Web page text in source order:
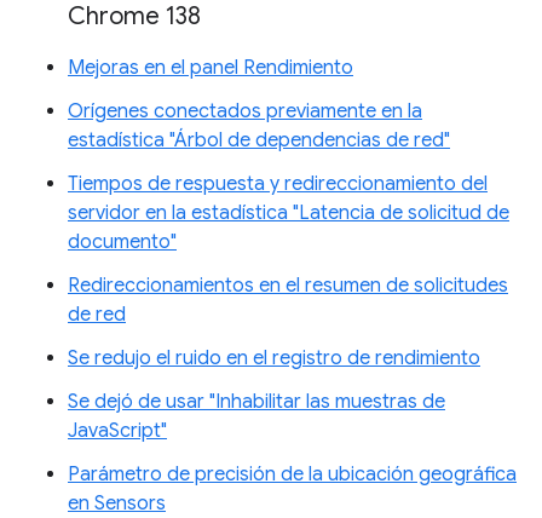
Chrome 138
Mejoras en el panel Rendimiento
Orígenes conectados previamente en la
estadística "Árbol de dependencias de red"
Tiempos de respuesta y redireccionamiento del
servidor en la estadística "Latencia de solicitud de
documento"
Redireccionamientos en el resumen de solicitudes
de red
Se redujo el ruido en el registro de rendimiento
Se dejó de usar "Inhabilitar las muestras de
JavaScript"
Parámetro de precisión de la ubicación geográfica
en Sensors